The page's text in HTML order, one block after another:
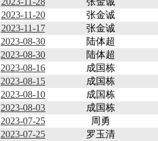
2023-11-20
张金诚
2023-11-17
张金诚
2023-08-30
陆体超
2023-08-30
陆体超
2023-08-16
成国栋
2023-08-15
成国栋
2023-08-10
成国栋
2023-08-03
成国栋
2023-07-25
周勇
2023-07-25
罗玉清